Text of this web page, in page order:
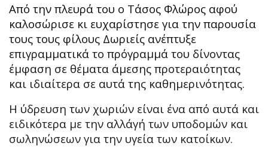
Από την πλευρά του ο Τάσος Φλώρος αφού
καλοσώρισε κι ευχαρίστησε για την παρουσία
τους τους φίλους Δωριείς ανέπτυξε
επιγραμματικά το πρόγραμμά του δίνοντας
έμφαση σε θέματα άμεσης προτεραιότητας
και ιδιαίτερα σε αυτά της καθημερινότητας.
Η ύδρευση των χωριών είναι ένα από αυτά και
ειδικότερα με την αλλάγή των υποδομών και
σωληνώσεων για την υγεία των κατοίκων.